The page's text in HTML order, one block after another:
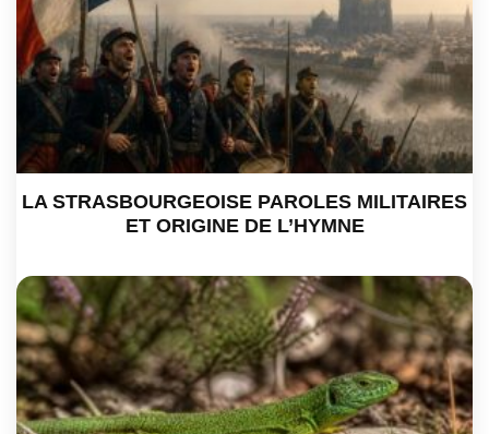
LA STRASBOURGEOISE PAROLES MILITAIRES
ET ORIGINE DE L’HYMNE